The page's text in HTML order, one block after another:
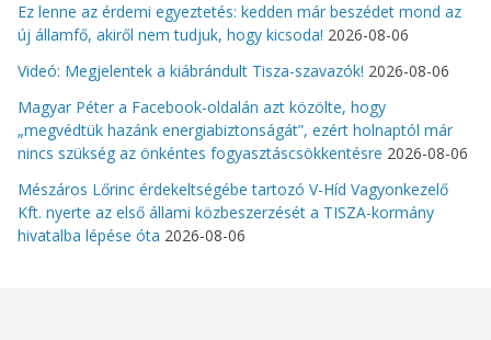
Ez lenne az érdemi egyeztetés: kedden már beszédet mond az
új államfő, akiről nem tudjuk, hogy kicsoda! 2026-08-06
Videó: Megjelentek a kiábrándult Tisza-szavazók! 2026-08-06
Magyar Péter a Facebook-oldalán azt közölte, hogy
„megvédtük hazánk energiabiztonságát”, ezért holnaptól már
nincs szükség az önkéntes fogyasztáscsökkentésre 2026-08-06
Mészáros Lőrinc érdekeltségébe tartozó V-Híd Vagyonkezelő
Kft. nyerte az első állami közbeszerzését a TISZA-kormány
hivatalba lépése óta 2026-08-06